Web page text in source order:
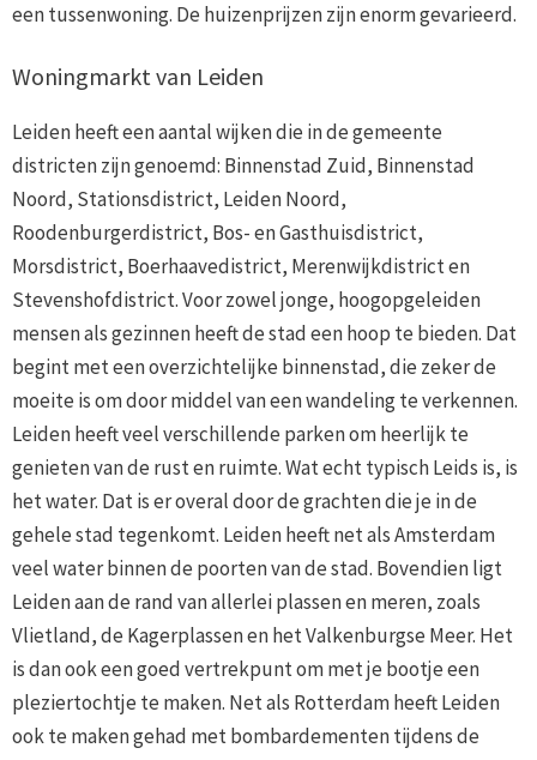
een tussenwoning. De huizenprijzen zijn enorm gevarieerd.
Woningmarkt van Leiden
Leiden heeft een aantal wijken die in de gemeente
districten zijn genoemd: Binnenstad Zuid, Binnenstad
Noord, Stationsdistrict, Leiden Noord,
Roodenburgerdistrict, Bos- en Gasthuisdistrict,
Morsdistrict, Boerhaavedistrict, Merenwijkdistrict en
Stevenshofdistrict. Voor zowel jonge, hoogopgeleiden
mensen als gezinnen heeft de stad een hoop te bieden. Dat
begint met een overzichtelijke binnenstad, die zeker de
moeite is om door middel van een wandeling te verkennen.
Leiden heeft veel verschillende parken om heerlijk te
genieten van de rust en ruimte. Wat echt typisch Leids is, is
het water. Dat is er overal door de grachten die je in de
gehele stad tegenkomt. Leiden heeft net als Amsterdam
veel water binnen de poorten van de stad. Bovendien ligt
Leiden aan de rand van allerlei plassen en meren, zoals
Vlietland, de Kagerplassen en het Valkenburgse Meer. Het
is dan ook een goed vertrekpunt om met je bootje een
pleziertochtje te maken. Net als Rotterdam heeft Leiden
ook te maken gehad met bombardementen tijdens de